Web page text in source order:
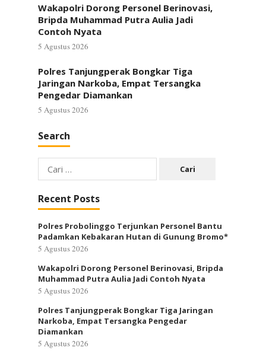
Wakapolri Dorong Personel Berinovasi,
Bripda Muhammad Putra Aulia Jadi
Contoh Nyata
5 Agustus 2026
Polres Tanjungperak Bongkar Tiga
Jaringan Narkoba, Empat Tersangka
Pengedar Diamankan
5 Agustus 2026
Search
Cari
untuk:
Recent Posts
Polres Probolinggo Terjunkan Personel Bantu
Padamkan Kebakaran Hutan di Gunung Bromo*
5 Agustus 2026
Wakapolri Dorong Personel Berinovasi, Bripda
Muhammad Putra Aulia Jadi Contoh Nyata
5 Agustus 2026
Polres Tanjungperak Bongkar Tiga Jaringan
Narkoba, Empat Tersangka Pengedar
Diamankan
5 Agustus 2026